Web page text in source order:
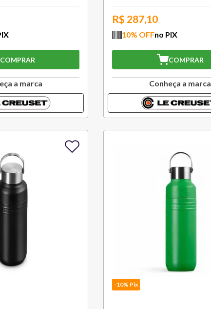
COMPRAR
a marca
R$ 287,10
10% OFFno PIX
COMPRAR
Conheça a marca
-10% Pix